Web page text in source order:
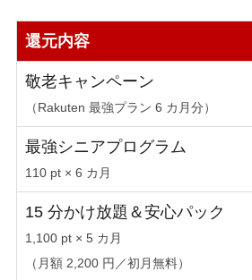
還元内容
敬老キャンペーン
（Rakuten 最強プラン 6 カ月分）
最強シニアプログラム
110 pt × 6 カ月
15 分かけ放題＆安心パック
1,100 pt × 5 カ月
（月額 2,200 円／初月無料）